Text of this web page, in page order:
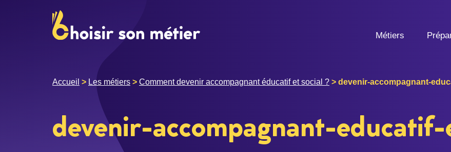
Métiers
Accueil > Les métiers > Comment devenir accompagnant éducatif et social ? > devenir-accompagnant-
devenir-accompagnant-